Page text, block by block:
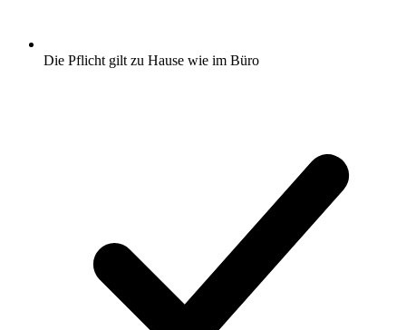
Die Pflicht gilt zu Hause wie im Büro